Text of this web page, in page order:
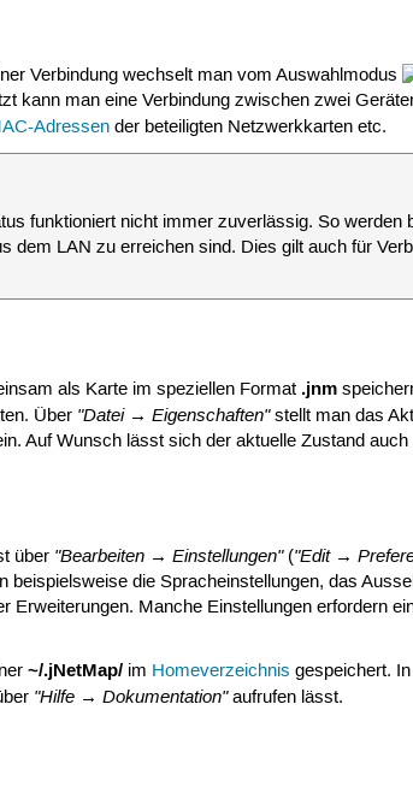
Verbindung wechselt man vom Auswahlmodus
kann man eine Verbindung zwischen zwei
Adressen der beteiligten Netzwerkkarten etc.
funktioniert nicht immer zuverlässig. So
dem LAN zu erreichen sind. Dies gilt auch für
als Karte im speziellen Format .jnm
Über "Datei → Eigenschaften"stellt man das
Auf Wunsch lässt sich der aktuelle Zustand auch
über "Bearbeiten → Einstellungen"("Edit →
beispielsweise die Spracheinstellungen, das
Erweiterungen. Manche Einstellungen erfordern
~/.jNetMap/ im Homeverzeichnis gespeichert.
"Hilfe → Dokumentation"aufrufen lässt.